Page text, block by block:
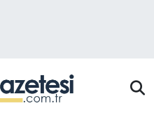
Haritası